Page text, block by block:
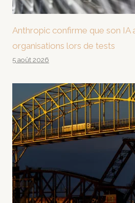
Anthropic confirme que son IA
organisations lors de tests
5 août 2026